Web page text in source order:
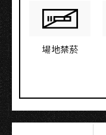
場地禁菸